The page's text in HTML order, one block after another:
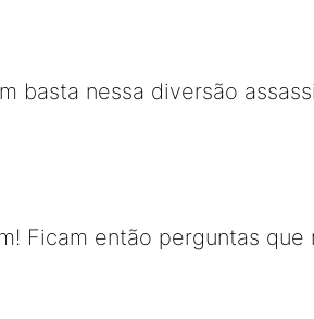
basta nessa diversão
Ficam então perguntas que